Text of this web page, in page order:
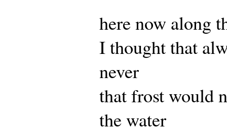
here now along
I thought that
never
that frost would
the water